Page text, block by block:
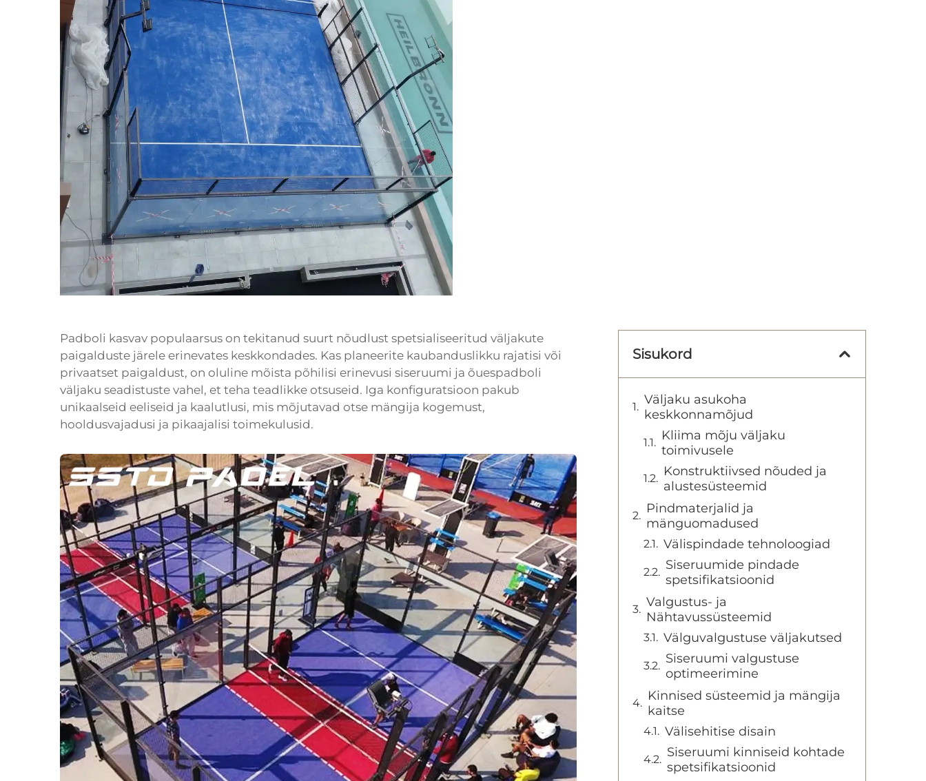
Padboli kasvav populaarsus on tekitanud suurt nõudlust spetsialiseeritud väljakute
paigalduste järele erinevates keskkondades. Kas planeerite kaubanduslikku rajatisi või
privaatset paigaldust, on oluline mõista põhilisi erinevusi siseruumi ja õuespadboli
väljaku seadistuste vahel, et teha teadlikke otsuseid. Iga konfiguratsioon pakub
unikaalseid eeliseid ja kaalutlusi, mis mõjutavad otse mängija kogemust,
hooldusvajadusi ja pikaajalisi toimekulusid.
Sisukord
Väljaku asukoha
keskkonnamõjud
Kliima mõju väljaku
toimivusele
Konstruktiivsed nõuded ja
alustesüsteemid
Pindmaterjalid ja
mänguomadused
Välispindade tehnoloogiad
Siseruumide pindade
spetsifikatsioonid
Valgustus- ja
Nähtavussüsteemid
Välguvalgustuse väljakutsed
Siseruumi valgustuse
optimeerimine
Kinnised süsteemid ja mängija
kaitse
Välisehitise disain
Siseruumi kinniseid kohtade
spetsifikatsioonid